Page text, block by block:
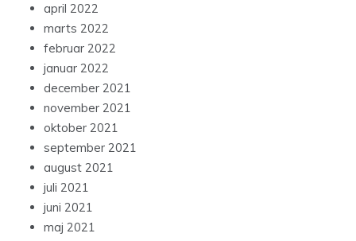
april 2022
marts 2022
februar 2022
januar 2022
december 2021
november 2021
oktober 2021
september 2021
august 2021
juli 2021
juni 2021
maj 2021